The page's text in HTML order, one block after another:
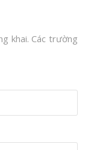
khai. Các trường